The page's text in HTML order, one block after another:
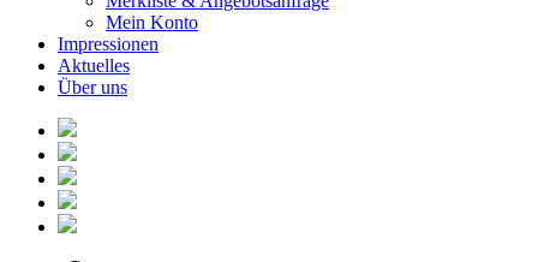
Mein Konto
Impressionen
Aktuelles
Über uns